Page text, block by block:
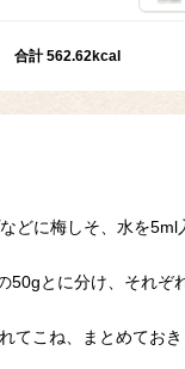
合計 562.62kcal
どに梅しそ、水を5ml
とに分け、それぞ
てこね、まとめておき